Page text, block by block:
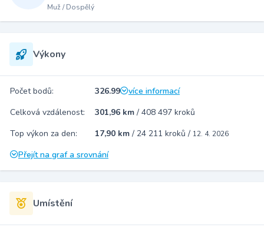
Muž / Dospělý
Výkony
Počet bodů: 326.99
více informací
Celková vzdálenost:
301,96 km / 408 497 kroků
Top výkon za den:
17,90 km / 24 211 kroků / 12. 4. 2026
Přejít na graf a srovnání
Umístění